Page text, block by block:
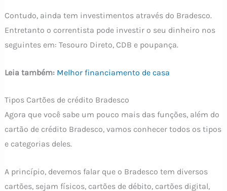
Contudo, ainda tem investimentos através do Bradesco.
Entretanto o correntista pode investir o seu dinheiro nos
seguintes em: Tesouro Direto, CDB e poupança.
Leia também: Melhor financiamento de casa
Tipos Cartões de crédito Bradesco
Agora que você sabe um pouco mais das funções, além do
cartão de crédito Bradesco, vamos conhecer todos os tipos
e categorias deles.
A princípio, devemos falar que o Bradesco tem diversos
cartões, sejam físicos, cartões de débito, cartões digital,